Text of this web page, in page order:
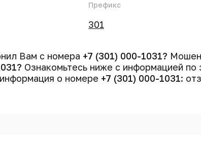
Префикс
301
Вам с номера +7 (301) 000-1031?
Ознакомьтесь ниже с информацией
о номере +7 (301) 000-1031: